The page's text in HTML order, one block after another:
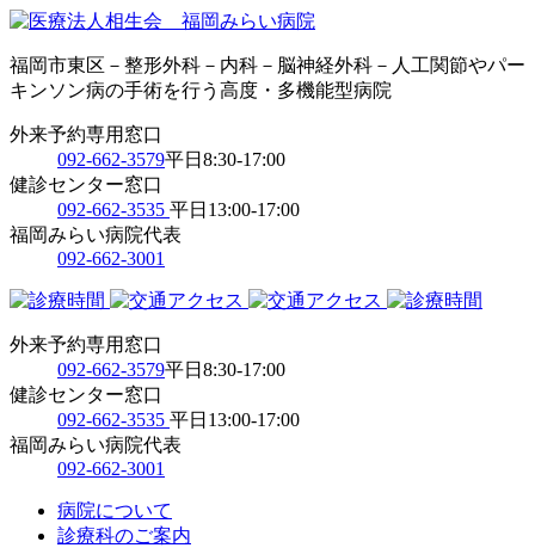
福岡市東区－整形外科－内科－脳神経外科－人工関節やパー
キンソン病の手術を行う高度・多機能型病院
外来予約専用窓口
092-662-3579平日8:30-17:00
健診センター窓口
092-662-3535 平日13:00-17:00
福岡みらい病院代表
092-662-3001
外来予約専用窓口
092-662-3579平日8:30-17:00
健診センター窓口
092-662-3535 平日13:00-17:00
福岡みらい病院代表
092-662-3001
病院について
診療科のご案内